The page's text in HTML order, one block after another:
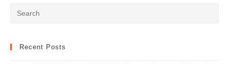
Recent Posts